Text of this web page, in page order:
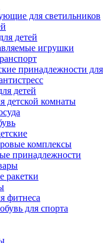
для светильников
детей
игрушки
принадлежности
детей
детской комнаты
комплексы
принадлежности
ракетки
фитнеса
для спорта